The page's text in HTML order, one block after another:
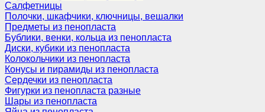
Салфетницы
Полочки, шкафчики, ключницы, вешалки
Предметы из пенопласта
Бублики, венки, кольца из пенопласта
Диски, кубики из пенопласта
Колокольчики из пенопласта
Конусы и пирамиды из пенопласта
Сердечки из пенопласта
Фигурки из пенопласта разные
Шары из пенопласта